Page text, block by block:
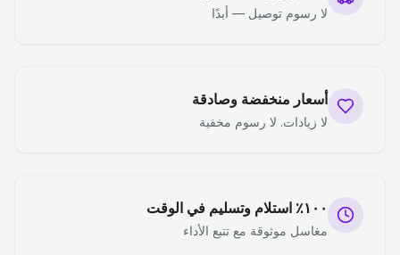
لا رسوم توصيل — أبدًا
أسعار منخفضة وصادقة
لا زيادات. لا رسوم مخفية
١٠٠٪ استلام وتسليم في الوقت
مغاسل موثوقة مع تتبع الأداء